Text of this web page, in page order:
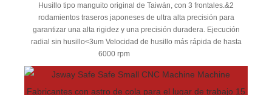
Husillo tipo manguito original de Taiwán, con 3 frontales.&2
rodamientos traseros japoneses de ultra alta precisión para
garantizar una alta rigidez y una precisión duradera. Ejecución
radial sin husillo<3um Velocidad de husillo más rápida de hasta
6000 rpm